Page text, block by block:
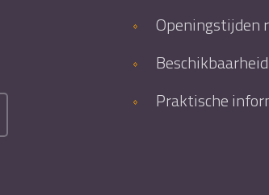
Openingstijden
Beschikbaarheid
Praktische